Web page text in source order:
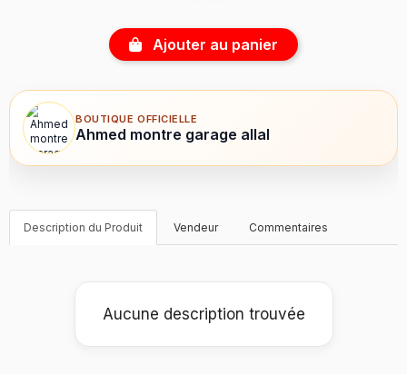
Ajouter au panier
BOUTIQUE OFFICIELLE
Ahmed montre garage allal
Description du Produit Vendeur Commentaires
Aucune description trouvée